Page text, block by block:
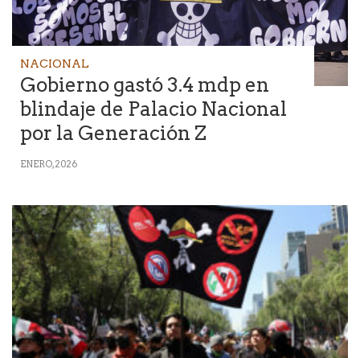
NACIONAL
Gobierno gastó 3.4 mdp en
blindaje de Palacio Nacional
por la Generación Z
ENERO, 2026